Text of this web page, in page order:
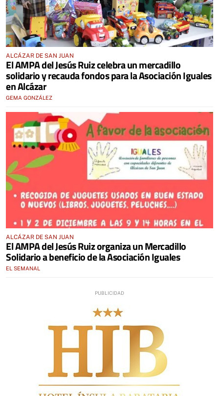
ALCÁZAR DE SAN JUAN
El AMPA del Jesús Ruiz celebra un mercadillo
solidario y recauda fondos para la Asociación Iguales
en Alcázar
GEMA GONZÁLEZ
ALCÁZAR DE SAN JUAN
El AMPA del Jesús Ruiz organiza un Mercadillo
Solidario a beneficio de la Asociación Iguales
EL SEMANAL